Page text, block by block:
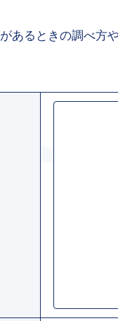
あるときの調べ方